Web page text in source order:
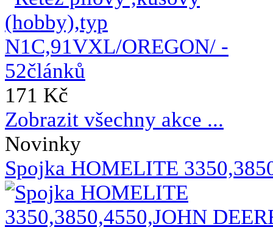
171 Kč
Zobrazit všechny akce ...
Novinky
Spojka HOMELITE